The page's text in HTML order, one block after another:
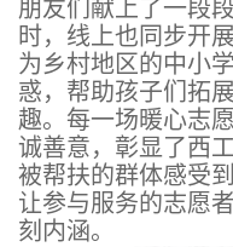
朋友们献上了一段
时，线上也同步开
为乡村地区的中小
惑，帮助孩子们拓
趣。每一场暖心志
诚善意，彰显了西
被帮扶的群体感受
让参与服务的志愿
刻内涵。